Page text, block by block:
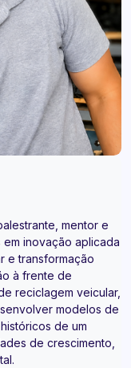
mentor e
inovação aplicada
e transformação
à frente de
reciclagem veicular,
modelos de
de um
de crescimento,